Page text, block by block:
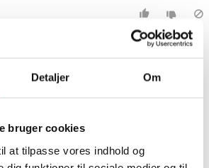
Detaljer Om
bruger cookies
at tilpasse vores indhold og
synligt i løbet af dagen, noget jeg ønskede.
det ser ud som om det skinner i baggrunden